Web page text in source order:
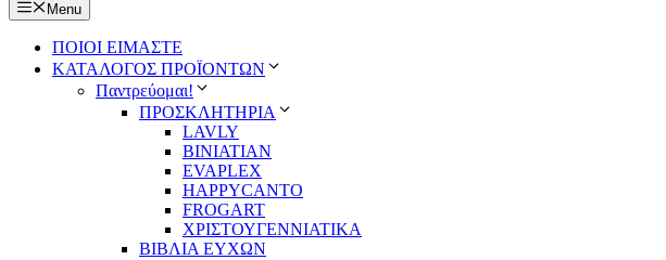
Menu
ΠΟΙΟΙ ΕΙΜΑΣΤΕ
ΚΑΤΑΛΟΓΟΣ ΠΡΟΪΟΝΤΩΝ
Παντρεύομαι!
ΠΡΟΣΚΛΗΤΗΡΙΑ
LAVLY
BINIATIAN
EVAPLEX
HAPPYCANTO
FROGART
ΧΡΙΣΤΟΥΓΕΝΝΙΑΤΙΚΑ
ΒΙΒΛΙΑ ΕΥΧΩΝ